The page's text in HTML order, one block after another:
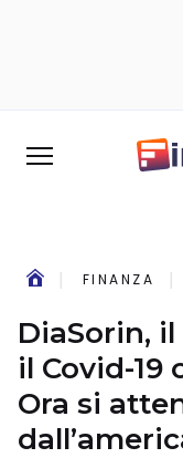
FINANZA
DiaSorin,
il Covid-19
Ora si